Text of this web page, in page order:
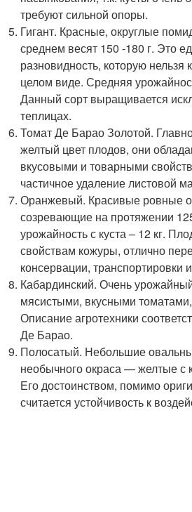
требуют сильной опоры.
Гигант. Красные, округлые
среднем весят 150 -180 г. Это
разновидность, которую нельзя
целом виде. Средняя
Данный сорт выращивается
теплицах.
Томат Де Барао Золотой.
желтый цвет плодов, они
вкусовыми и товарными
частичное удаление листовой
Оранжевый. Красивые ровные
созревающие на протяжении
урожайность с куста – 12 кг.
свойствам кожуры, отлично
консервации, транспортировки
Кабардинский. Очень
мясистыми, вкусными
Описание агротехники
Де Барао.
Полосатый. Небольшие
необычного окраса — желтые с
Его достоинством, помимо
считается устойчивость к